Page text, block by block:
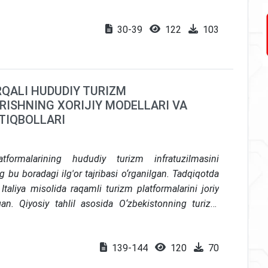
yo‘li shaharlari turizm daromadlarini oshirish va
uchun ishlatish salohiyatiga ega, bu esa ushbu
salohiyatini baholash, bozor segmentatsiyasi,
institutsional mexanizmlarni takomillashtirish va
ichiga oladi. Shuningdek, diversifikatsiyaning
bo‘yicha ilmiy tavlif va tavsiyalar ishlab
30-39 122 103
HUDUDIY TURIZM
XORIJIY MODELLARI VA
hududiy turizm infratuzilmasini
boradagi ilg'or tajribasi o‘rganilgan. Tadqiqotda
Italiya misolida raqamli turizm platformalarini joriy
Qiyosiy tahlil asosida O‘zbekistonning turizm
belgilab berilgan
139-144 120 70